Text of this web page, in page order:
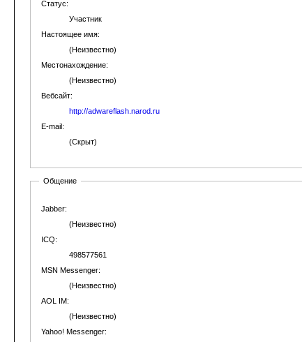
Статус:
Участник
Настоящее имя:
(Неизвестно)
Местонахождение:
(Неизвестно)
Вебсайт:
http://adwareflash.narod.ru
E-mail:
(Скрыт)
Общение
Jabber:
(Неизвестно)
ICQ:
498577561
MSN Messenger:
(Неизвестно)
AOL IM:
(Неизвестно)
Yahoo! Messenger: